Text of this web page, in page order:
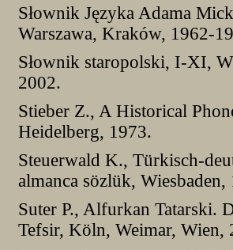
Słownik Języka Adama
Warszawa, Kraków, 1962-
Słownik staropolski, I-XI,
2002.
Stieber Z., A Historical
Heidelberg, 1973.
Steuerwald K., Türkisch-
almanca sözlük, Wiesbaden,
Suter P., Alfurkan Tatarski.
Tefsir, Köln, Weimar, Wien,